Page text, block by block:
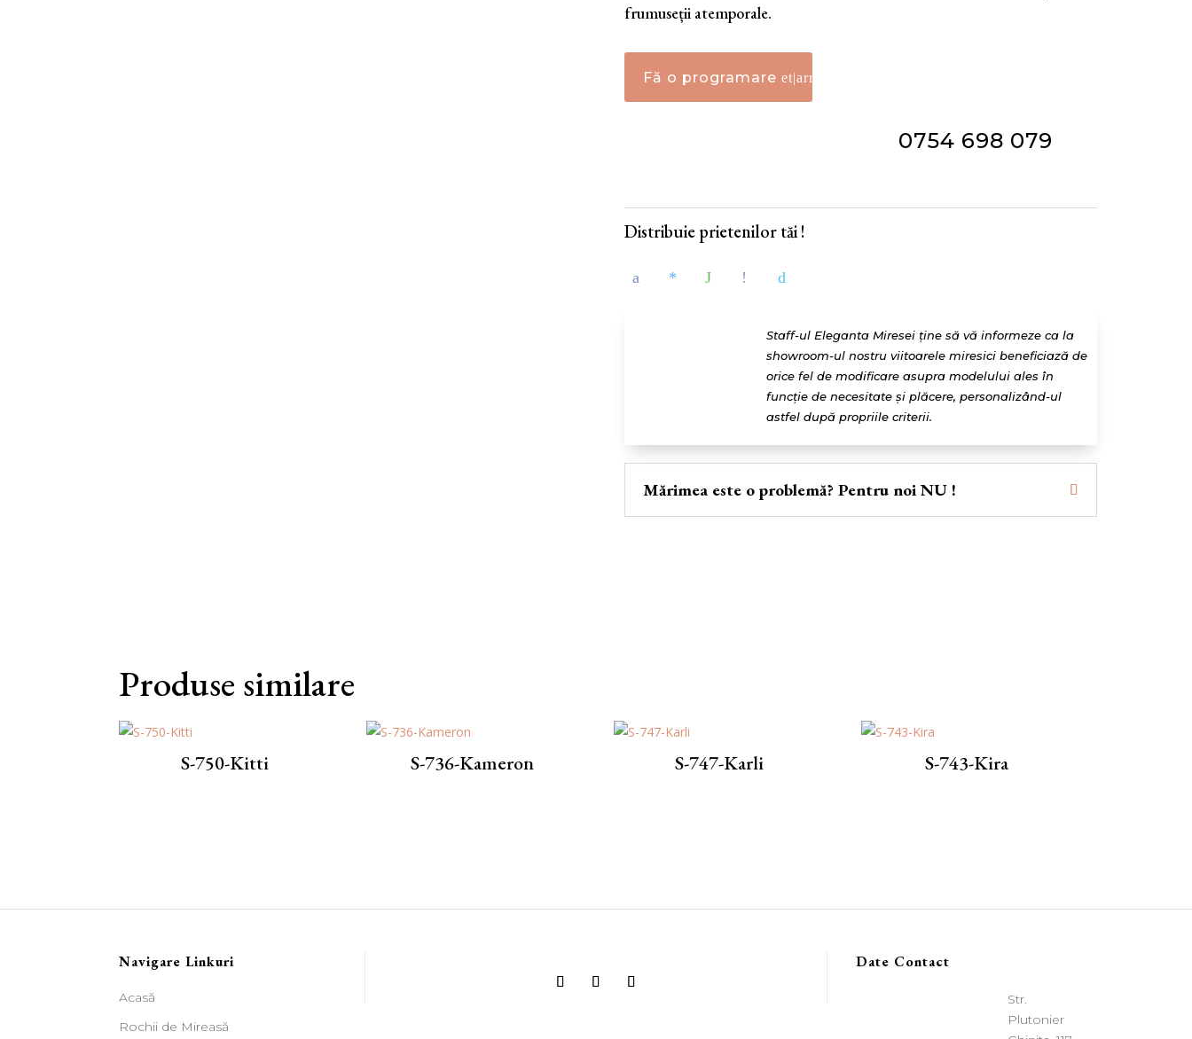
frumuseții atemporale.
Fă o programare
0754 698 079
Distribuie prietenilor tăi !
Staff-ul Eleganta Miresei ține să vă informeze ca la
showroom-ul nostru viitoarele miresici beneficiază de
orice fel de modificare asupra modelului ales în
funcție de necesitate și plăcere, personalizând-ul
astfel după propriile criterii.
Mărimea este o problemă? Pentru noi NU !
Produse similare
S-750-Kitti S-736-Kameron S-747-Karli S-743-Kira
Navigare Linkuri
Acasă
Rochii de Mireasă
Date Contact
Str.
Plutonier